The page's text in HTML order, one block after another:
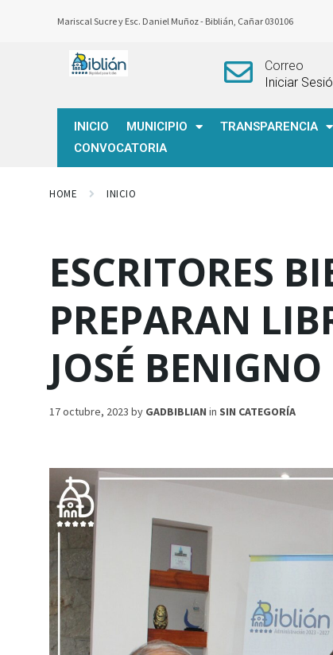
Mariscal Sucre y Esc. Daniel Muñoz - Biblián, Cañar 030106
Correo
Iniciar
INICIO MUNICIPIO TRANSPARENCIA
CONVOCATORIA
HOME INICIO
ESCRITORES
PREPARAN
JOSÉ
17 octubre, 2023 by GADBIBLIAN in SIN CATEGORÍA